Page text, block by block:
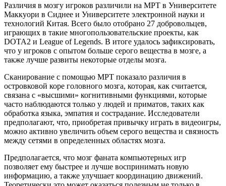
Различия в мозгу игроков различили на МРТ в Университете
Маккуори в Сиднее и Университете электронной науки и
технологий Китая. Всего было отобрано 27 добровольцев,
играющих в такие многопользовательские проекты, как
DOTA2 и League of Legends. В итоге удалось зафиксировать,
что у игроков с опытом больше серого вещества в мозге, а
также лучше развиты некоторые отделы мозга.
Сканирование с помощью МРТ показало различия в
островковой коре головного мозга, которая, как считается,
связана с «высшими» когнитивными функциями, которые
часто наблюдаются только у людей и приматов, таких как
обработка языка, эмпатия и сострадание. Исследователи
предполагают, что, приобретая привычку играть в видеоигры,
можно активно увеличить объем серого вещества и связность
между сетями в определенных областях мозга.
Предполагается, что мозг фаната компьютерных игр
позволяет ему быстрее и лучше воспринимать новую
информацию, а также улучшает координацию движений.